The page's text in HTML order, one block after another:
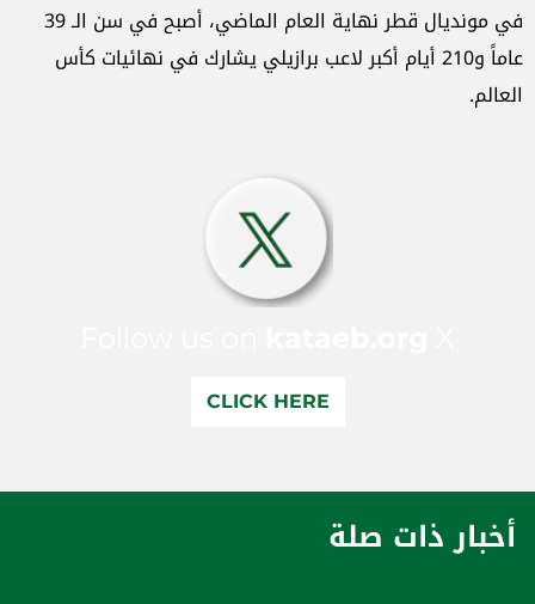
في مونديال قطر نهاية العام الماضي، أصبح في سن الـ 39
عاماً و210 أيام أكبر لاعب برازيلي يشارك في نهائيات كأس
العالم.
CLICK HERE
أخبار ذات صلة